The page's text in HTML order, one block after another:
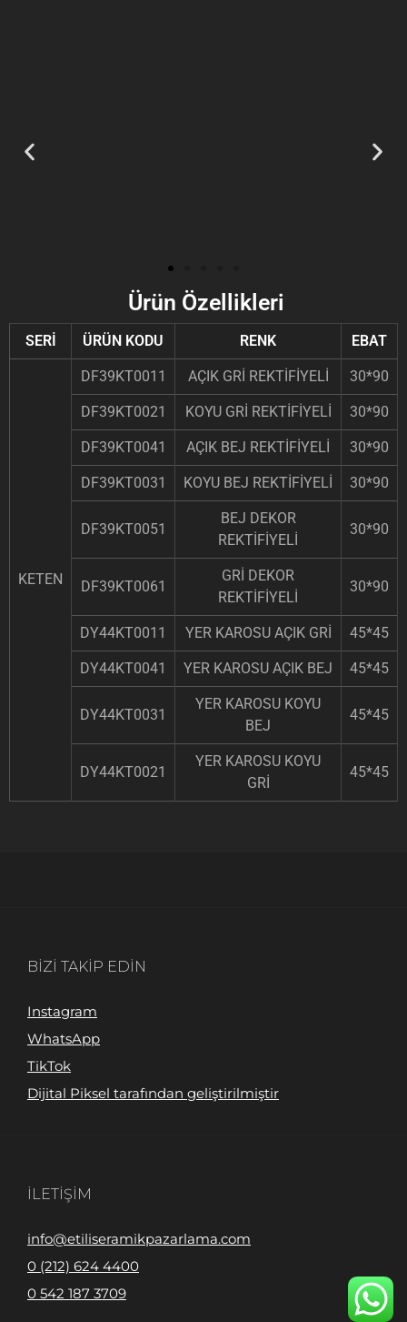
Ürün Özellikleri
SERİ ÜRÜN KODU RENK EBAT
KETEN
DF39KT0011 AÇIK GRİ REKTİFİYELİ 30*90
DF39KT0021 KOYU GRİ REKTİFİYELİ 30*90
DF39KT0041 AÇIK BEJ REKTİFİYELİ 30*90
DF39KT0031 KOYU BEJ REKTİFİYELİ 30*90
DF39KT0051
BEJ DEKOR
REKTİFİYELİ
30*90
DF39KT0061
GRİ DEKOR
REKTİFİYELİ
30*90
DY44KT0011 YER KAROSU AÇIK GRİ 45*45
DY44KT0041 YER KAROSU AÇIK BEJ 45*45
DY44KT0031
YER KAROSU KOYU
BEJ
45*45
DY44KT0021
YER KAROSU KOYU
GRİ
45*45
BIZI TAKIP EDIN
Instagram
WhatsApp
TikTok
Dijital Piksel tarafından geliştirilmiştir
İLETIŞIM
info@etiliseramikpazarlama.com
0 (212) 624 4400
0 542 187 3709